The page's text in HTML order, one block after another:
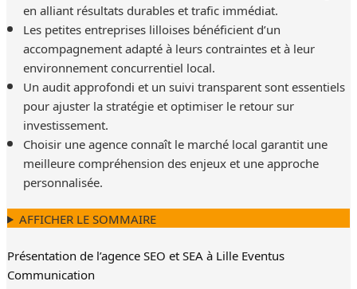
en alliant résultats durables et trafic immédiat.
Les petites entreprises lilloises bénéficient d’un
accompagnement adapté à leurs contraintes et à leur
environnement concurrentiel local.
Un audit approfondi et un suivi transparent sont essentiels
pour ajuster la stratégie et optimiser le retour sur
investissement.
Choisir une agence connaît le marché local garantit une
meilleure compréhension des enjeux et une approche
personnalisée.
AFFICHER LE SOMMAIRE
Présentation de l’agence SEO et SEA à Lille Eventus
Communication